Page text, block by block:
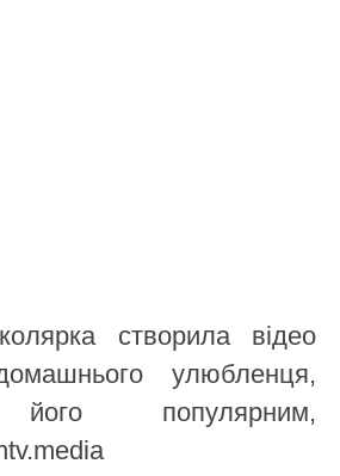
створила відео
улюбленця,
популярним,